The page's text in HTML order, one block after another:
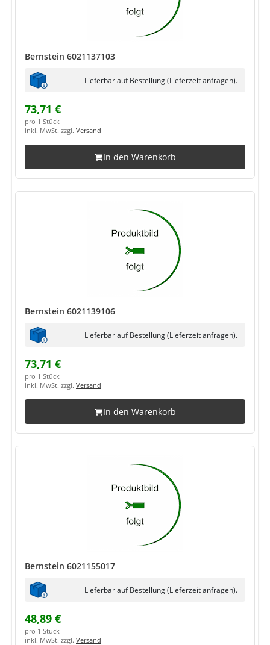
Bernstein 6021137103
Lieferbar auf Bestellung (Lieferzeit anfragen).
73,71 €
pro 1 Stück
inkl. MwSt. zzgl. Versand
In den Warenkorb
Bernstein 6021139106
Lieferbar auf Bestellung (Lieferzeit anfragen).
73,71 €
pro 1 Stück
inkl. MwSt. zzgl. Versand
In den Warenkorb
Bernstein 6021155017
Lieferbar auf Bestellung (Lieferzeit anfragen).
48,89 €
pro 1 Stück
inkl. MwSt. zzgl. Versand